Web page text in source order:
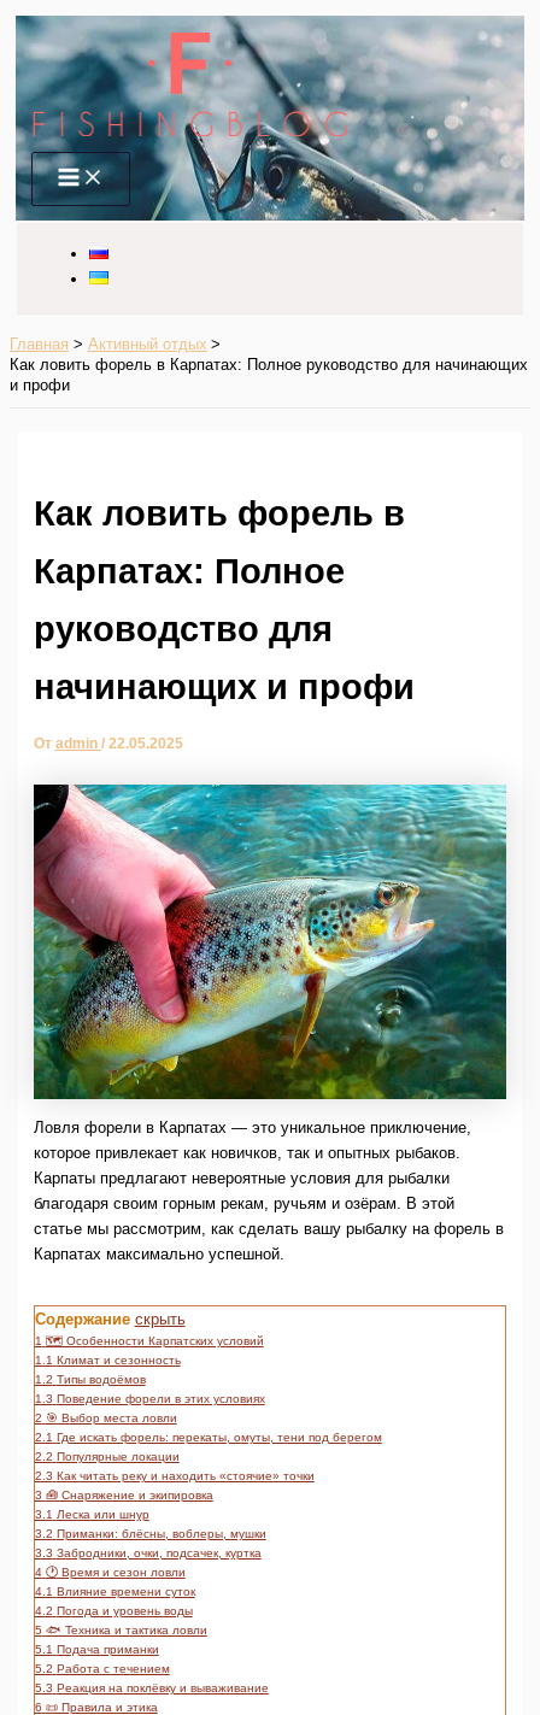
Перейти
содержимому
Main
Menu
Главная
Активный отдых
Как ловить форель в Карпатах: Полное руководство для начинающих
и профи
Как ловить форель в
Карпатах: Полное
руководство для
начинающих и профи
От admin / 22.05.2025
Ловля форели в Карпатах — это уникальное приключение,
которое привлекает как новичков, так и опытных рыбаков.
Карпаты предлагают невероятные условия для рыбалки
благодаря своим горным рекам, ручьям и озёрам. В этой
статье мы рассмотрим, как сделать вашу рыбалку на форель в
Карпатах максимально успешной.
Содержание скрыть
1 🗺️ Особенности Карпатских условий
1.1 Климат и сезонность
1.2 Типы водоёмов
1.3 Поведение форели в этих условиях
2 🎯 Выбор места ловли
2.1 Где искать форель: перекаты, омуты, тени под берегом
2.2 Популярные локации
2.3 Как читать реку и находить «стоячие» точки
3 🧰 Снаряжение и экипировка
3.1 Леска или шнур
3.2 Приманки: блёсны, воблеры, мушки
3.3 Забродники, очки, подсачек, куртка
4 🕐 Время и сезон ловли
4.1 Влияние времени суток
4.2 Погода и уровень воды
5 🐟 Техника и тактика ловли
5.1 Подача приманки
5.2 Работа с течением
5.3 Реакция на поклёвку и вываживание
6 📜 Правила и этика